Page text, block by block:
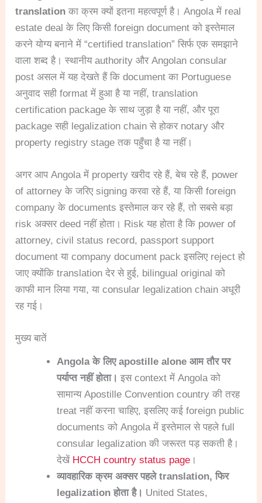
translation का क्रम क्यों इतना महत्वपूर्ण है। Angola में real
estate deal के लिए किसी foreign document को इस्तेमाल
करने योग्य बनाने में “certified translation” सिर्फ एक समझाने
वाला शब्द है। स्थानीय authority और Angolan consular
post असल में यह देखते हैं कि document का Portuguese
अनुवाद सही format में हुआ है या नहीं, translation
certification package के साथ जुड़ा है या नहीं, और पूरा
package सही legalization chain से होकर notary और
property registry stage तक पहुँचा है या नहीं।
अगर आप Angola में property खरीद रहे हैं, बेच रहे हैं, power
of attorney के जरिए signing करवा रहे हैं, या किसी foreign
company के documents इस्तेमाल कर रहे हैं, तो सबसे बड़ा
risk अक्सर deed नहीं होता। Risk यह होता है कि power of
attorney, civil status record, passport support
document या company document pack इसलिए reject हो
जाए क्योंकि translation देर से हुई, bilingual original को
काफी मान लिया गया, या consular legalization chain अधूरी
रह गई।
मुख्य बातें
Angola के लिए apostille alone आम तौर पर
पर्याप्त नहीं होता। इस context में Angola को
सामान्य Apostille Convention country की तरह
treat नहीं करना चाहिए, इसलिए कई foreign public
documents को Angola में इस्तेमाल से पहले full
consular legalization की जरूरत पड़ सकती है।
देखें HCCH country status page ।
व्यावहारिक क्रम अक्सर पहले translation, फिर
legalization होता है। United States,